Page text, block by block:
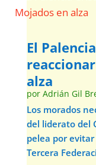
El
alza
por Adrián Gil
Los morados
del liderato del
pelea por
Tercera